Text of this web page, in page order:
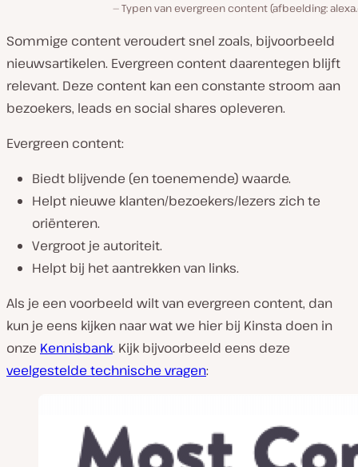
Typen van evergreen content (afbeelding:
Sommige content veroudert snel zoals, bijvoorbeeld
nieuwsartikelen. Evergreen content daarentegen blijft
relevant. Deze content kan een constante stroom aan
bezoekers, leads en social shares opleveren.
Evergreen content:
Biedt blijvende (en toenemende) waarde.
Helpt nieuwe klanten/bezoekers/lezers zich te
oriënteren.
Vergroot je autoriteit.
Helpt bij het aantrekken van links.
Als je een voorbeeld wilt van evergreen content, dan
kun je eens kijken naar wat we hier bij Kinsta doen in
onze Kennisbank. Kijk bijvoorbeeld eens deze
veelgestelde technische vragen: